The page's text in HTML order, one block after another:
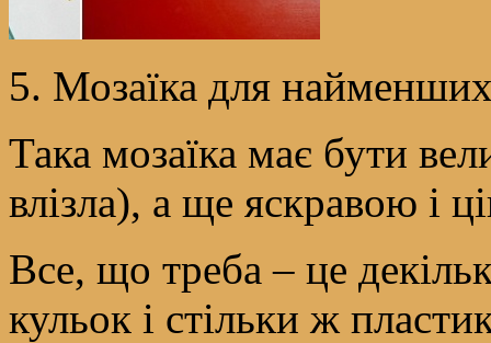
5. Мозаїка для
Така мозаїка має бути
влізла), а ще яскравою і
Все, що треба – це
кульок і стільки ж